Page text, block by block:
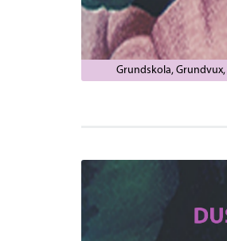
Grundskola Grundvux